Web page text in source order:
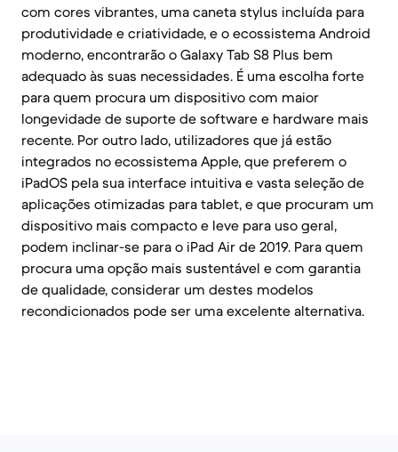
com cores vibrantes, uma caneta stylus incluída para
produtividade e criatividade, e o ecossistema Android
moderno, encontrarão o Galaxy Tab S8 Plus bem
adequado às suas necessidades. É uma escolha forte
para quem procura um dispositivo com maior
longevidade de suporte de software e hardware mais
recente. Por outro lado, utilizadores que já estão
integrados no ecossistema Apple, que preferem o
iPadOS pela sua interface intuitiva e vasta seleção de
aplicações otimizadas para tablet, e que procuram um
dispositivo mais compacto e leve para uso geral,
podem inclinar-se para o iPad Air de 2019. Para quem
procura uma opção mais sustentável e com garantia
de qualidade, considerar um destes modelos
recondicionados pode ser uma excelente alternativa.